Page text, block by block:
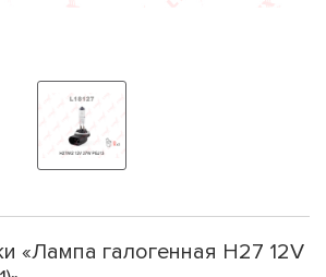
«Лампа галогенная H27 12V